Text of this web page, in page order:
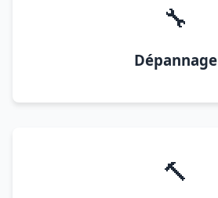
🔧
Dépannage
🔨